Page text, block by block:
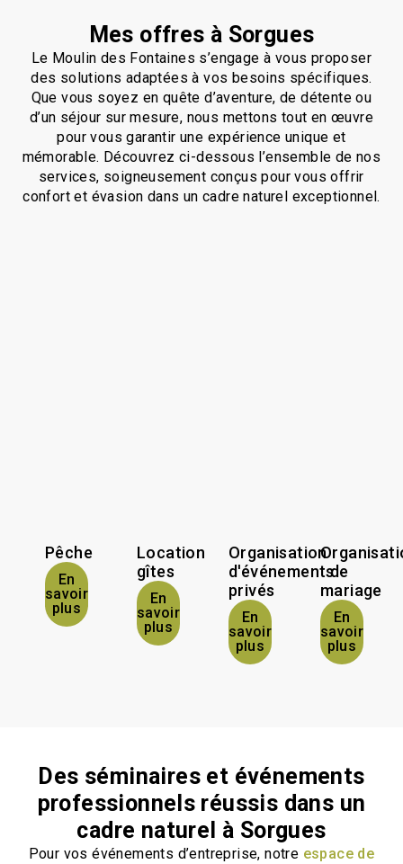
Mes offres à Sorgues
Le Moulin des Fontaines s’engage à vous proposer
des solutions adaptées à vos besoins spécifiques.
Que vous soyez en quête d’aventure, de détente ou
d’un séjour sur mesure, nous mettons tout en œuvre
pour vous garantir une expérience unique et
mémorable. Découvrez ci-dessous l’ensemble de nos
services, soigneusement conçus pour vous offrir
confort et évasion dans un cadre naturel exceptionnel.
Pêche
En
savoir
plus
Location
gîtes
En
savoir
plus
Organisation
d'événements
privés
En
savoir
plus
de
mariage
En
savoir
plus
Des séminaires et événements
professionnels réussis dans un
cadre naturel à Sorgues
Pour vos événements d’entreprise, notre espace de